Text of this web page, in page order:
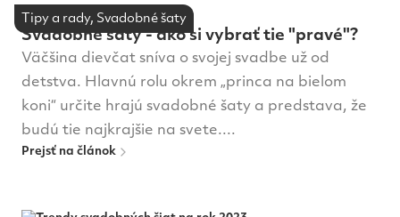
Tipy a rady, Svadobné šaty
Svadobné šaty - ako si vybrať tie "pravé"?
Väčšina dievčat sníva o svojej svadbe už od
detstva. Hlavnú rolu okrem „princa na bielom
koni“ určite hrajú svadobné šaty a predstava, že
budú tie najkrajšie na svete....
Prejsť na článok